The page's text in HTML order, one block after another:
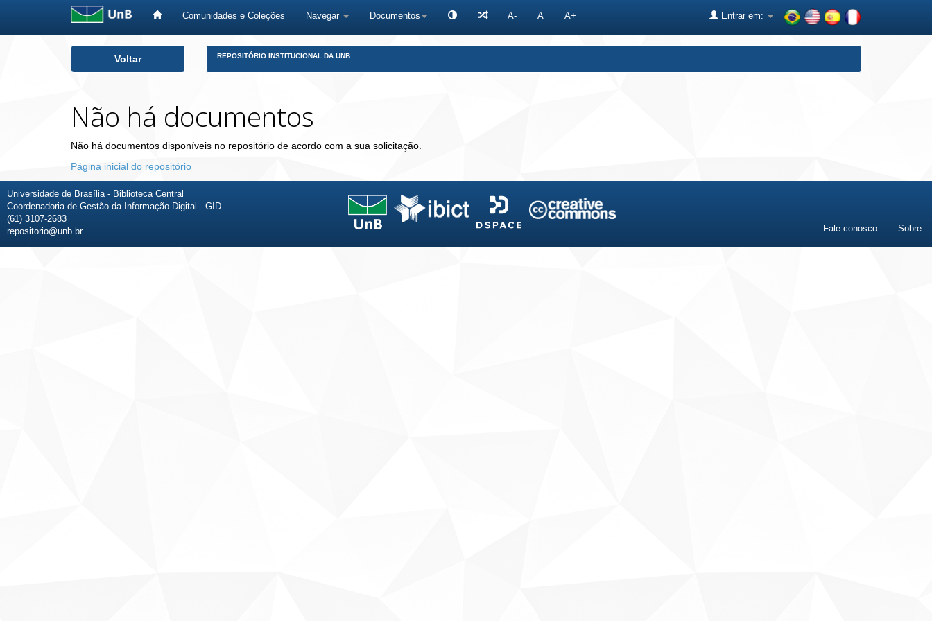
Comunidades e Coleções Navegar Documentos A- A A+ Entrar em:
Voltar REPOSITÓRIO INSTITUCIONAL DA UNB
Não há documentos
Não há documentos disponíveis no repositório de acordo com a sua solicitação.
Página inicial do repositório
Universidade de Brasília - Biblioteca Central
Coordenadoria de Gestão da Informação Digital - GID
(61) 3107-2683
repositorio@unb.br
Fale conosco Sobre